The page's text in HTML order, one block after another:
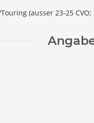
(ausser 23-25 CVO;